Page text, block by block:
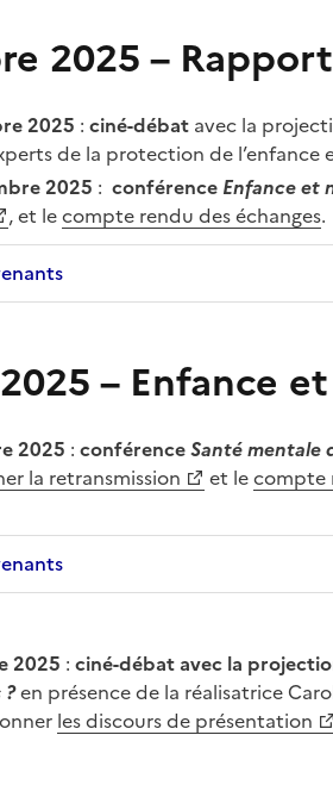
2025 –
2025 : ciné-débat avec la
de la protection de
2025 : conférence Enfance et
, et lecompte rendu des échanges.
– Enfance
2025 : conférenceSanté mentale
la retransmission et lecompte
2025 : ciné-débat avec la
?en présence de la réalisatrice
les discours de présentation